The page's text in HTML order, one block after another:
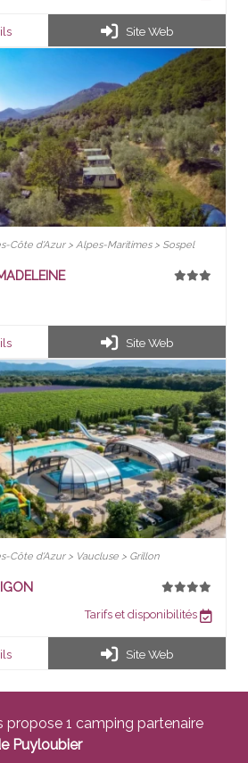
Site Web
Côte d'Azur > Alpes-Maritimes > Sospel
Site Web
Côte d'Azur > Vaucluse > Grillon
Tarifs et disponibilités
Site Web
propose 1 camping partenaire
Puyloubier